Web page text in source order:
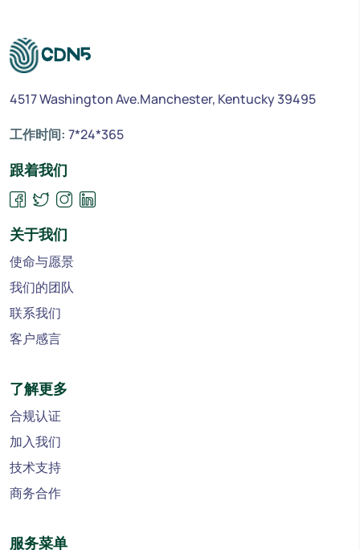
4517 Washington Ave.Manchester, Kentucky 39495
工作时间: 7*24*365
跟着我们
关于我们
使命与愿景
我们的团队
联系我们
客户感言
了解更多
合规认证
加入我们
技术支持
商务合作
服务菜单